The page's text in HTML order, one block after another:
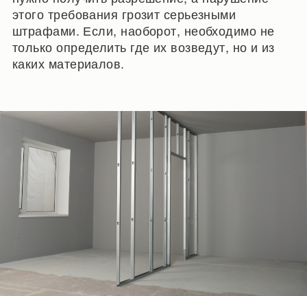
этого требования грозит серьезными
штрафами. Если, наоборот, необходимо не
только определить где их возведут, но и из
каких материалов.